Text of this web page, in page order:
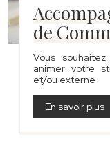
de
Vous
animer votre
et/ou externe
En savoir plus